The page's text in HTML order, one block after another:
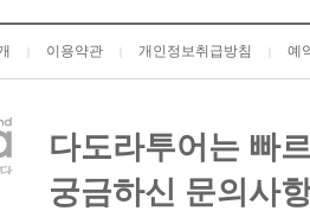
이용약관 개인정보취급방침 예
다도라투어는 빠
궁금하신 문의사